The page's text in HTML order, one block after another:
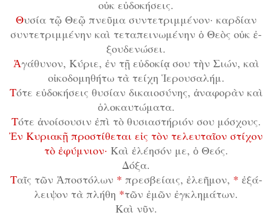
οὐκ εὐ­δο­κή­σεις.
Θυ­σί­α τῷ Θε­ῷ πνεῦ­μα συν­τε­τριμ­μέ­νον· καρ­δί­αν
συν­τε­τριμ­μέ­νην καὶ τε­τα­πει­νω­μέ­νην ὁ Θε­ὸς οὐκ ἐ­
ξου­δε­νώ­σει.
Ἀ­γά­θυ­νον, Κύ­ρι­ε, ἐν τῇ εὐ­δο­κί­ᾳ σου τὴν Σι­ών, καὶ
οἰ­κο­δο­μη­θή­τω τὰ τεί­χη Ἱ­ε­ρου­σα­λήμ.
Τό­τε εὐ­δο­κή­σεις θυ­σί­αν δι­και­ο­σύ­νης, ἀ­να­φο­ρὰν καὶ
ὁ­λο­καυ­τώ­μα­τα.
Τό­τε ἀ­νοί­σου­σιν ἐ­πὶ τὸ θυ­σι­α­στή­ρι­όν σου μό­σχους.
Ἐν Κυ­ρι­α­κῇ προ­στί­θε­ται εἰς τὸν τε­λευ­ταῖ­ον στί­χον
τὸ ἐ­φύ­μνι­ον· Καὶ ἐ­λέ­η­σόν με, ὁ Θε­ός.
Δό­ξα.
Ταῖς τῶν Ἀ­πο­στό­λων * πρε­σβε­ί­αις, ἐ­λε­ῆ­μον, * ἐ­ξά­
λει­ψον τὰ πλή­θη *τῶν ἐ­μῶν ἐγ­κλη­μά­των.
Καὶ νῦν.